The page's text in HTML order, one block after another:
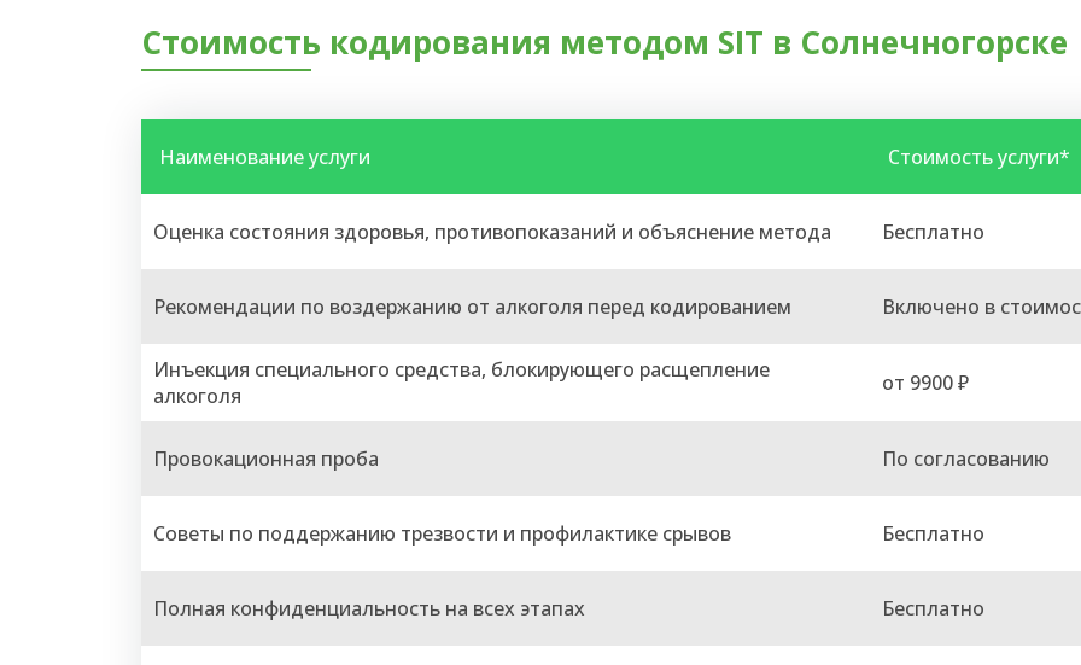
Стоимость кодирования методом SIT в Солнечногорске
Наименование услуги Стоимость услуги*
Оценка состояния здоровья, противопоказаний и объяснение метода Бесплатно
Рекомендации по воздержанию от алкоголя перед кодированием Включено в
Инъекция специального средства, блокирующего расщепление
алкоголя
от 9900 ₽
Провокационная проба По согласованию
Советы по поддержанию трезвости и профилактике срывов Бесплатно
Полная конфиденциальность на всех этапах Бесплатно